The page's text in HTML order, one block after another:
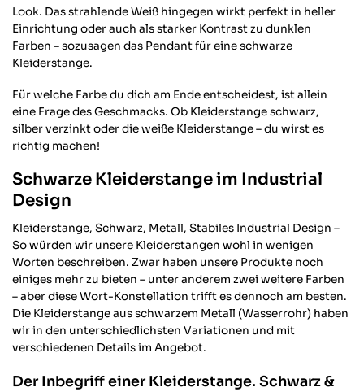
Look. Das strahlende Weiß hingegen wirkt perfekt in heller
Einrichtung oder auch als starker Kontrast zu dunklen
Farben – sozusagen das Pendant für eine schwarze
Kleiderstange.
Für welche Farbe du dich am Ende entscheidest, ist allein
eine Frage des Geschmacks. Ob Kleiderstange schwarz,
silber verzinkt oder die weiße Kleiderstange – du wirst es
richtig machen!
Schwarze Kleiderstange im Industrial
Design
Kleiderstange, Schwarz, Metall, Stabiles Industrial Design –
So würden wir unsere Kleiderstangen wohl in wenigen
Worten beschreiben. Zwar haben unsere Produkte noch
einiges mehr zu bieten – unter anderem zwei weitere Farben
– aber diese Wort-Konstellation trifft es dennoch am besten.
Die Kleiderstange aus schwarzem Metall (Wasserrohr) haben
wir in den unterschiedlichsten Variationen und mit
verschiedenen Details im Angebot.
Der Inbegriff einer Kleiderstange. Schwarz &